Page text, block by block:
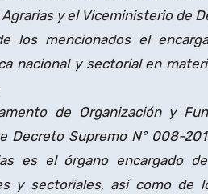
y el Viceministerio de
los mencionados el
nacional y sectorial en
de Organización y
Decreto Supremo N° 008-
es el órgano encargado
y sectoriales, así como de